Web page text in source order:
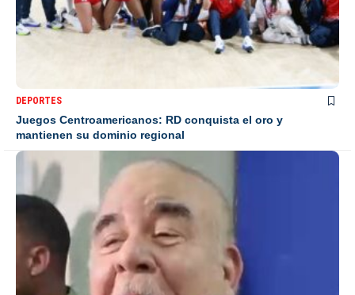
DEPORTES
Juegos Centroamericanos: RD conquista el oro y
mantienen su dominio regional